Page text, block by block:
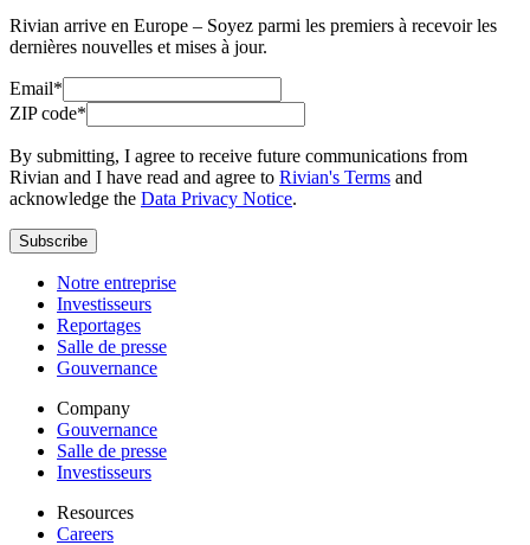
Rivian arrive en Europe – Soyez parmi les premiers à recevoir les
dernières nouvelles et mises à jour.
Email*
ZIP code*
By submitting, I agree to receive future communications from
Rivian and I have read and agree to Rivian's Terms and
acknowledge the Data Privacy Notice.
Subscribe
Notre entreprise
Investisseurs
Reportages
Salle de presse
Gouvernance
Company
Gouvernance
Salle de presse
Investisseurs
Resources
Careers